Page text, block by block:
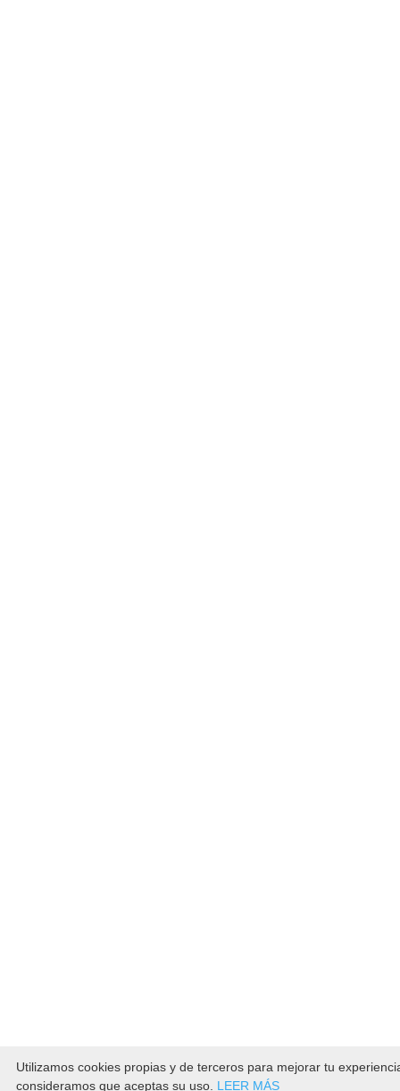
Utilizamos cookies propias y de terceros para mejorar tu
consideramos que aceptas su uso. LEER MÁS